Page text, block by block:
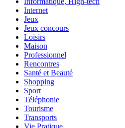
Internet
Jeux
Jeux concours
Loisirs
Maison
Professionnel
Rencontres
Santé et Beauté
Shopping
Sport
Téléphonie
Tourisme
Transports